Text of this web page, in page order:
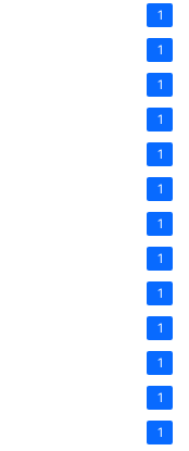
1
1
1
1
1
1
1
1
1
1
1
1
1